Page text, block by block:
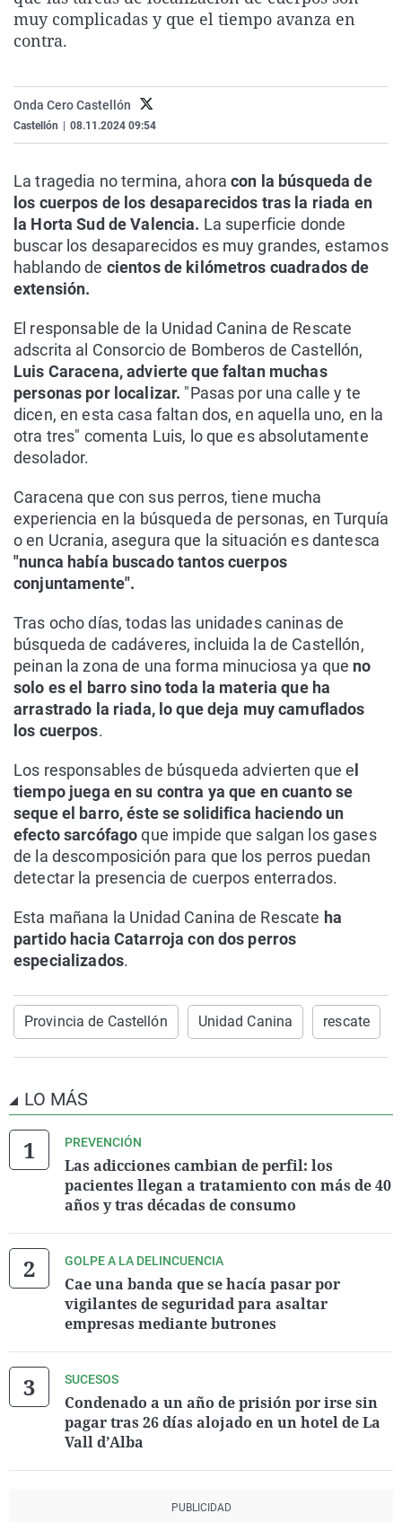
La rosa de los vientos
Caso
Extremadura
País Vasco
Virales
muy complicadas y que el tiempo avanza en
contra.
Onda Cero Castellón
Castellón 08.11.2024 09:54
La tragedia no termina, ahoracon la búsqueda de
los cuerpos de los desaparecidos tras la riada en
la Horta Sud de Valencia. La superficie donde
buscar los desaparecidos es muy grandes, estamos
hablando de cientos de kilómetros cuadrados de
extensión.
El responsable de la Unidad Canina de Rescate
adscrita al Consorcio de Bomberos de Castellón,
Luis Caracena, advierte que faltan muchas
personas por localizar. "Pasas por una calle y te
dicen, en esta casa faltan dos, en aquella uno, en la
otra tres" comenta Luis, lo que es absolutamente
desolador.
Caracena que con sus perros, tiene mucha
experiencia en la búsqueda de personas, en Turquía
o en Ucrania, asegura que la situación es dantesca
"nunca había buscado tantos cuerpos
conjuntamente".
Tras ocho días, todas las unidades caninas de
búsqueda de cadáveres, incluida la de Castellón,
peinan la zona de una forma minuciosa ya que no
solo es el barro sino toda la materia que ha
arrastrado la riada, lo que deja muy camuflados
los cuerpos.
Los responsables de búsqueda advierten que e
tiempo juega en su contra ya que en cuanto se
seque el barro, éste se solidifica haciendo un
efecto sarcófagoque impide que salgan los gases
de la descomposición para que los perros puedan
detectar la presencia de cuerpos enterrados.
Esta mañana la Unidad Canina de Rescate ha
partido hacia Catarroja con dos perros
especializados.
Provincia de Castellón Unidad Canina rescate
LO MÁS
PREVENCIÓN
Las adicciones cambian de perfil: los
pacientes llegan a tratamiento con más de 40
años y tras décadas de consumo
GOLPE A LA DELINCUENCIA
Cae una banda que se hacía pasar por
vigilantes de seguridad para asaltar
empresas mediante butrones
SUCESOS
Condenado a un año de prisión por irse sin
pagar tras 26 días alojado en un hotel de La
Vall d’Alba